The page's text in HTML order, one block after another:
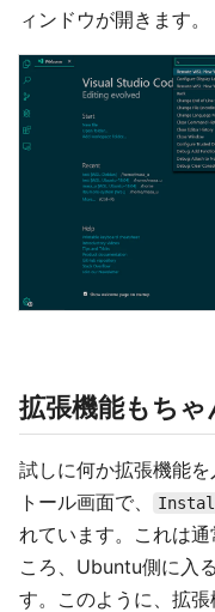
ィンドウが開きます。
拡張機能もちゃ
試しに何か拡張機能
トール画面で、
れています。これは
ころ、Ubuntu側に入
す。このように、拡張